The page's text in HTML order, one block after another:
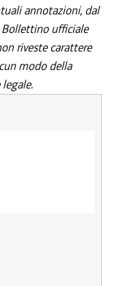
annotazioni, dal
ufficiale
riveste carattere
modo della